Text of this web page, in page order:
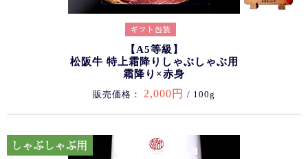
【A5等級】
松阪牛 特上霜降りしゃぶしゃぶ用
霜降り×赤身
販売価格： 2,000円 / 100g